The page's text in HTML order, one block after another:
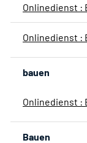
Onlinedienst :
Onlinedienst :
bauen
Onlinedienst :
Bauen